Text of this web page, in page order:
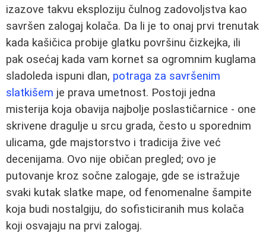
izazove takvu eksploziju čulnog zadovoljstva kao
savršen zalogaj kolača. Da li je to onaj prvi trenutak
kada kašičica probije glatku površinu čizkejka, ili
pak osećaj kada vam kornet sa ogromnim kuglama
sladoleda ispuni dlan, potraga za savršenim
slatkišem je prava umetnost. Postoji jedna
misterija koja obavija najbolje poslastičarnice - one
skrivene dragulje u srcu grada, često u sporednim
ulicama, gde majstorstvo i tradicija žive već
decenijama. Ovo nije običan pregled; ovo je
putovanje kroz sočne zalogaje, gde se istražuje
svaki kutak slatke mape, od fenomenalne šampite
koja budi nostalgiju, do sofisticiranih mus kolača
koji osvajaju na prvi zalogaj.